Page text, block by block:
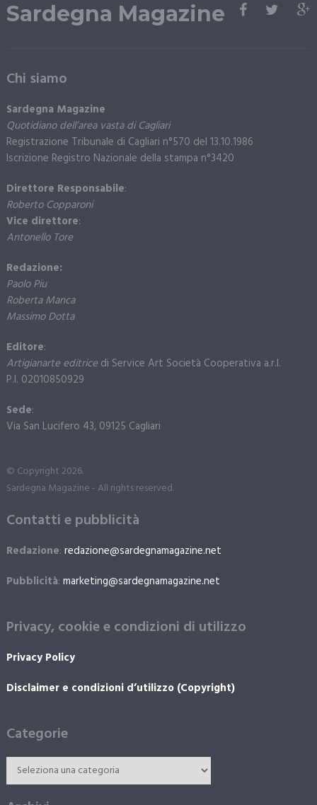
Sardegna Magazine
Chi siamo
Sardegna Magazine
Quotidiano dell’area vasta di Cagliari
Registrazione Tribunale di Cagliari n°570 del 13.10.1986
Iscrizione Registro Nazionale della stampa n°3420
Direttore Responsabile:
Roberto Copparoni
Vice direttore:
Antonello Tore
Redazione:
Paolo Piu
Roberta Manca
Massimo Dotta
Editore:
Artigianarte editricedi Service Art Società Cooperativa a.r.l.
P.I. 02010850929
Sede:
Via San Lucifero 43, 09125 Cagliari
© Copyright 2026.
Sardegna Magazine - All rights reserved.
Contatti e pubblicità
Redazione: redazione@sardegnamagazine.net
Pubblicità: marketing@sardegnamagazine.net
Privacy, cookie e condizioni di utilizzo
Privacy Policy
Disclaimer e condizioni d’utilizzo (Copyright)
Categorie